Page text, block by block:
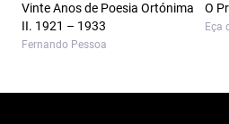
Vinte Anos de Poesia Ortónima
II. 1921 – 1933
Fernando Pessoa
O
Eça